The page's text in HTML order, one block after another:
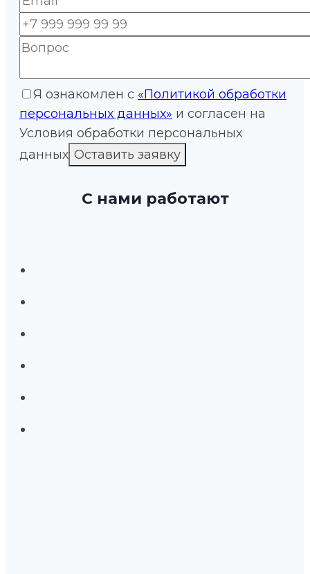
Я ознакомлен с «Политикой обработки
персональных данных» и согласен на
Условия обработки персональных
данных
С нами работают